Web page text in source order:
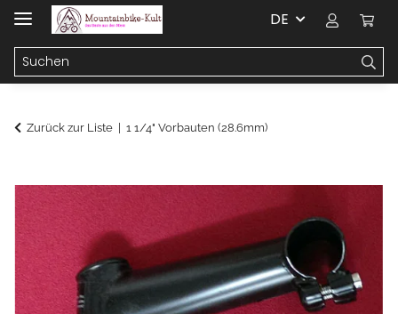
DE
Zurück zur Liste 1 1/4" Vorbauten (28.6mm)